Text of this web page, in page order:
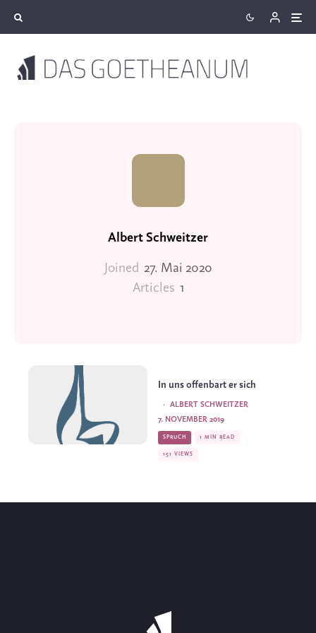
Albert Schweitzer
Joined 27. Mai 2020
Articles 1
In uns offenbart er sich
ALBERT SCHWEITZER
·
7. NOVEMBER 2019
SPRUCH 1 MIN READ
151 VIEWS